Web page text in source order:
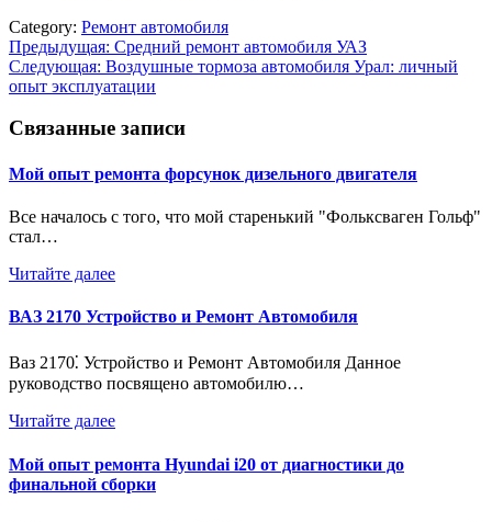
Category: Ремонт автомобиля
Навигация
по
Предыдущая: Средний ремонт автомобиля УАЗ
Следующая: Воздушные тормоза автомобиля Урал: личный
опыт эксплуатации
Связанные записи
Мой опыт ремонта форсунок дизельного двигателя
Все началось с того, что мой старенький "Фольксваген Гольф"
стал…
Читайте далее
ВАЗ 2170 Устройство и Ремонт Автомобиля
Ваз 2170⁚ Устройство и Ремонт Автомобиля Данное
руководство посвящено автомобилю…
Читайте далее
Мой опыт ремонта Hyundai i20 от диагностики до
финальной сборки